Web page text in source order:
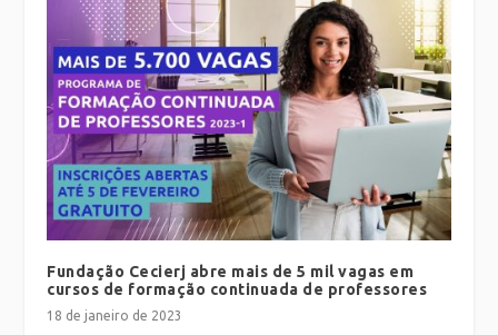
Fundação Cecierj abre mais de 5 mil vagas em
cursos de formação continuada de professores
18 de janeiro de 2023